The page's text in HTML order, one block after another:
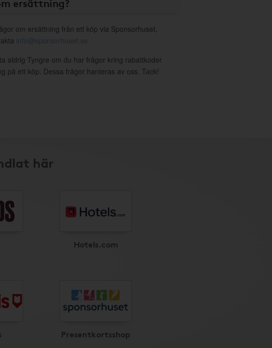
om ersättning från ett köp via Sponsorhuset,
info@sponsorhuset.se
aldrig Tyngre om du har frågor kring rabattkoder
på ett köp. Dessa frågor hanteras av oss. Tack!
här
Hotels.com
Presentkortsshop